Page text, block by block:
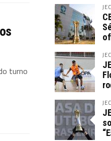
turno
JEC
JEC